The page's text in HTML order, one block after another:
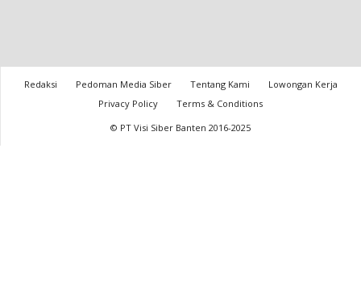
Redaksi Pedoman Media Siber Tentang Kami
Lowongan Kerja
Privacy Policy
Terms & Conditions
© PT Visi Siber Banten 2016-2025